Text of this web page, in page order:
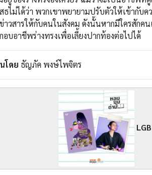
ธไม่ได้ว่า พวกเขาพยายามปรับตัวให้เข้ากับ
าวสารให้กับคนในสังคม ดังนั้นหากมีใครสักค
อบอาชีพร่างทรงเพื่อเลี้ยงปากท้องต่อไปได้
โดย ธัญภัค พงษ์ไพจิตร